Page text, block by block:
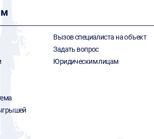
Вызов специалиста на объект
Задать вопрос
Юридическим лицам